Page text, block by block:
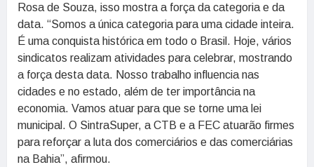
Rosa de Souza, isso mostra a força da categoria e da
data. “Somos a única categoria para uma cidade inteira.
É uma conquista histórica em todo o Brasil. Hoje, vários
sindicatos realizam atividades para celebrar, mostrando
a força desta data. Nosso trabalho influencia nas
cidades e no estado, além de ter importância na
economia. Vamos atuar para que se torne uma lei
municipal. O SintraSuper, a CTB e a FEC atuarão firmes
para reforçar a luta dos comerciários e das comerciárias
na Bahia”, afirmou.